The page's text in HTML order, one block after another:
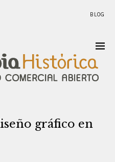
BLOG
gráfico en